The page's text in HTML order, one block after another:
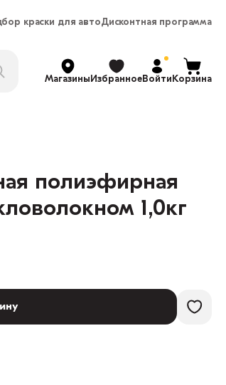
краски для автоДисконтная программа
МагазиныИзбранноеВойтиКорзина
полиэфирная
1,0кг